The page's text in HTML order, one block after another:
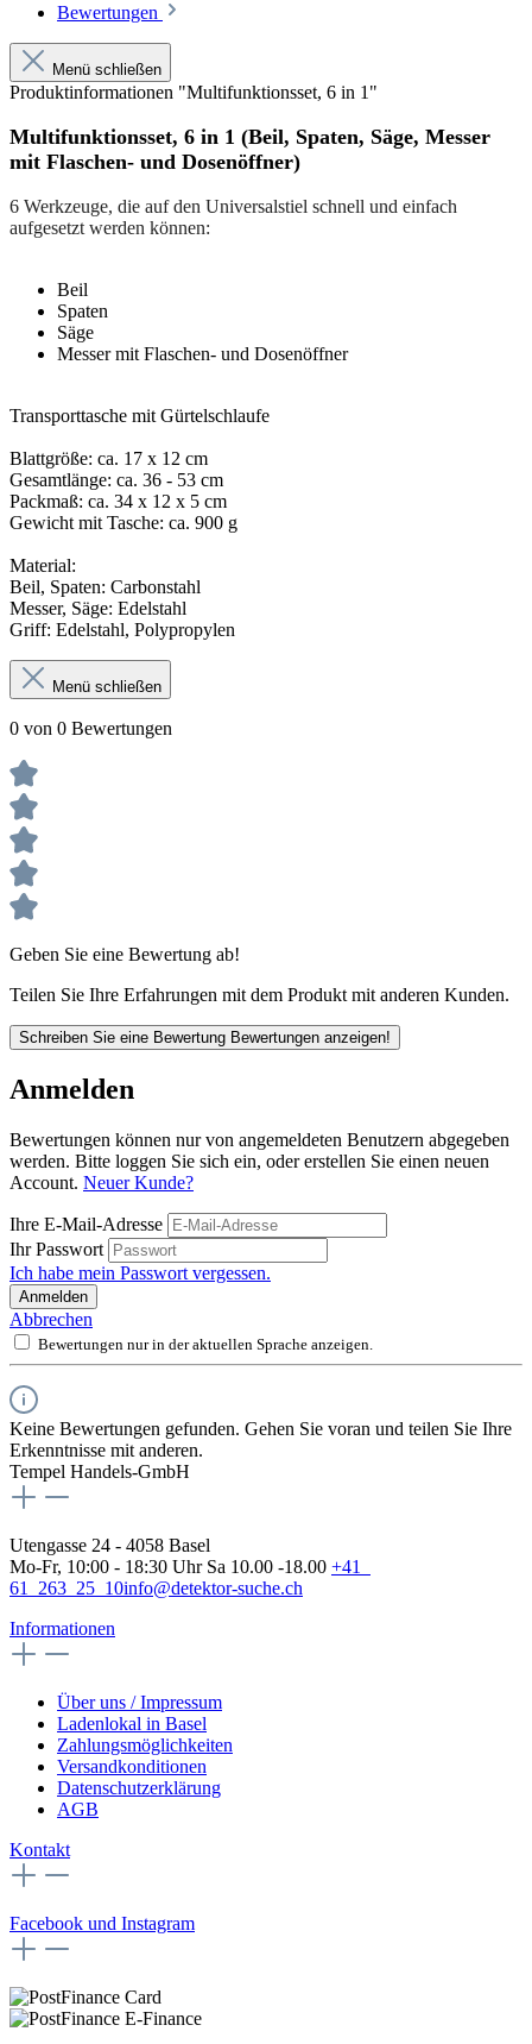
Bewertungen
Menü schließen
Produktinformationen "Multifunktionsset, 6 in 1"
Multifunktionsset, 6 in 1 (Beil, Spaten, Säge, Messer
mit Flaschen- und Dosenöffner)
6 Werkzeuge, die auf den Universalstiel schnell und einfach
aufgesetzt werden können:
Beil
Spaten
Säge
Messer mit Flaschen- und Dosenöffner
Transporttasche mit Gürtelschlaufe
Blattgröße: ca. 17 x 12 cm
Gesamtlänge: ca. 36 - 53 cm
Packmaß: ca. 34 x 12 x 5 cm
Gewicht mit Tasche: ca. 900 g
Material:
Beil, Spaten: Carbonstahl
Messer, Säge: Edelstahl
Griff: Edelstahl, Polypropylen
Menü schließen
0 von 0 Bewertungen
Geben Sie eine Bewertung ab!
Teilen Sie Ihre Erfahrungen mit dem Produkt mit anderen Kunden.
Schreiben Sie eine Bewertung Bewertungen anzeigen!
Anmelden
Bewertungen können nur von angemeldeten Benutzern abgegeben
werden. Bitte loggen Sie sich ein, oder erstellen Sie einen neuen
Account. Neuer Kunde?
Ihre E-Mail-Adresse
Ihr Passwort
Ich habe mein Passwort vergessen.
Anmelden
Abbrechen
Bewertungen nur in der aktuellen Sprache anzeigen.
Keine Bewertungen gefunden. Gehen Sie voran und teilen Sie Ihre
Erkenntnisse mit anderen.
Tempel Handels-GmbH
Utengasse 24 - 4058 Basel
Mo-Fr, 10:00 - 18:30 Uhr Sa 10.00 -18.00 +41
61 263 25 10info@detektor-suche.ch
Informationen
Über uns / Impressum
Ladenlokal in Basel
Zahlungsmöglichkeiten
Versandkonditionen
Datenschutzerklärung
AGB
Kontakt
Facebook und Instagram